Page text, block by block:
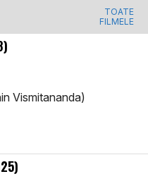
TOATE
FILMELE
Vismitananda)